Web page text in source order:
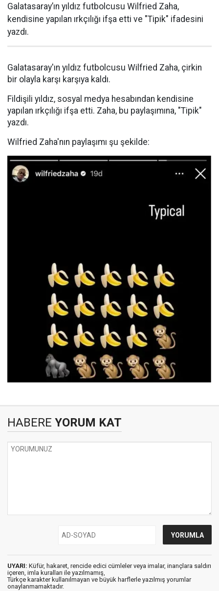
Galatasaray’ın yıldız futbolcusu Wilfried Zaha,
kendisine yapılan ırkçılığı ifşa etti ve "Tipik" ifadesini
yazdı.
Galatasaray'ın yıldız futbolcusu Wilfried Zaha, çirkin
bir olayla karşı karşıya kaldı.
Fildişili yıldız, sosyal medya hesabından kendisine
yapılan ırkçılığı ifşa etti. Zaha, bu paylaşımına, "Tipik"
yazdı.
Wilfried Zaha'nın paylaşımı şu şekilde:
HABERE YORUM KAT
UYARI: Küfür, hakaret, rencide edici cümleler veya imalar, inançlara saldırı
içeren, imla kuralları ile yazılmamış,
Türkçe karakter kullanılmayan ve büyük harflerle yazılmış yorumlar
onaylanmamaktadır.